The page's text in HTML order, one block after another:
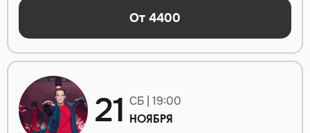
От 4400
21 СБ | 19:00
НОЯБРЯ